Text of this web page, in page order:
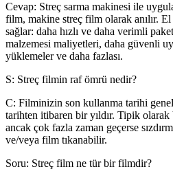
Cevap: Streç sarma makinesi ile
film, makine streç film olarak anılır.
sağlar: daha hızlı ve daha verimli
malzemesi maliyetleri, daha güvenli
yüklemeler ve daha fazlası.
S: Streç filmin raf ömrü nedir?
C: Filminizin son kullanma tarihi genel
tarihten itibaren bir yıldır. Tipik
ancak çok fazla zaman geçerse
ve/veya film tıkanabilir.
Soru: Streç film ne tür bir filmdir?